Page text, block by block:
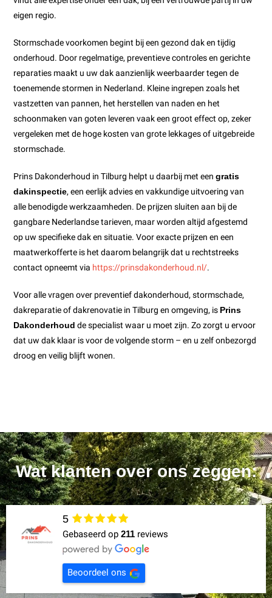
eigen regio.
Stormschade voorkomen begint bij een gezond dak en tijdig
onderhoud. Door regelmatige, preventieve controles en gerichte
reparaties maakt u uw dak aanzienlijk weerbaarder tegen de
toenemende stormen in Nederland. Kleine ingrepen zoals het
vastzetten van pannen, het herstellen van naden en het
schoonmaken van goten leveren vaak een groot effect op, zeker
vergeleken met de hoge kosten van grote lekkages of uitgebreide
stormschade.
Prins Dakonderhoud in Tilburg helpt u daarbij met eengratis
dakinspectie, een eerlijk advies en vakkundige uitvoering van
alle benodigde werkzaamheden. De prijzen sluiten aan bij de
gangbare Nederlandse tarieven, maar worden altijd afgestemd
op uw specifieke dak en situatie. Voor exacte prijzen en een
maatwerkofferte is het daarom belangrijk dat u rechtstreeks
contact opneemt via https://prinsdakonderhoud.nl/.
Voor alle vragen over preventief dakonderhoud, stormschade,
dakreparatie of dakrenovatie in Tilburg en omgeving, is Prins
Dakonderhoud de specialist waar u moet zijn. Zo zorgt u ervoor
dat uw dak klaar is voor de volgende storm – en u zelf onbezorgd
droog en veilig blijft wonen.
Wat klanten over ons zeggen:
5
Gebaseerd op 211 reviews
Beoordeel ons